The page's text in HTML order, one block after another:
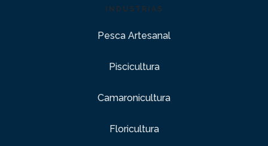
INDUSTRIAS
Pesca Artesanal
Piscicultura
Camaronicultura
Floricultura